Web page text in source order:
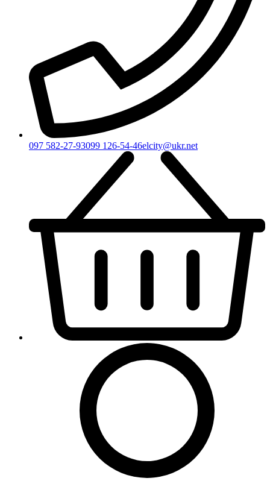
097 582-27-93099 126-54-46elcity@ukr.net